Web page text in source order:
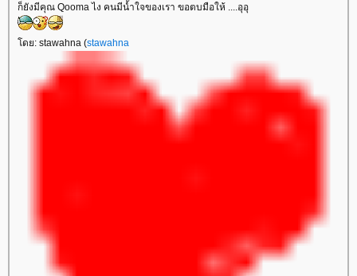
ก็ยังมีคุณ Qooma ไง คนมีน้ำใจของเรา ขอตบมือให้ ....อุอุ
ดย: stawahna (stawahna